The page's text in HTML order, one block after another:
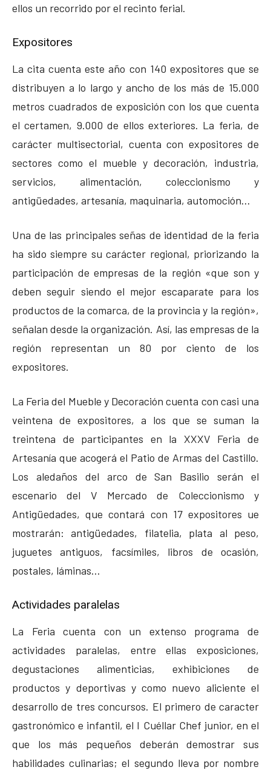
ellos un recorrido por el recinto ferial.
Expositores
La cita cuenta este año con 140 expositores que se
distribuyen a lo largo y ancho de los más de 15.000
metros cuadrados de exposición con los que cuenta
el certamen, 9.000 de ellos exteriores. La feria, de
carácter multisectorial, cuenta con expositores de
sectores como el mueble y decoración, industria,
servicios, alimentación, coleccionismo y
antigüedades, artesanía, maquinaria, automoción…
Una de las principales señas de identidad de la feria
ha sido siempre su carácter regional, priorizando la
participación de empresas de la región «que son y
deben seguir siendo el mejor escaparate para los
productos de la comarca, de la provincia y la región»,
señalan desde la organización. Así, las empresas de la
región representan un 80 por ciento de los
expositores.
La Feria del Mueble y Decoración cuenta con casi una
veintena de expositores, a los que se suman la
treintena de participantes en la XXXV Feria de
Artesanía que acogerá el Patio de Armas del Castillo.
Los aledaños del arco de San Basilio serán el
escenario del V Mercado de Coleccionismo y
Antigüedades, que contará con 17 expositores ue
mostrarán: antigüedades, filatelia, plata al peso,
juguetes antiguos, facsímiles, libros de ocasión,
postales, láminas…
Actividades paralelas
La Feria cuenta con un extenso programa de
actividades paralelas, entre ellas exposiciones,
degustaciones alimenticias, exhibiciones de
productos y deportivas y como nuevo aliciente el
desarrollo de tres concursos. El primero de caracter
gastronómico e infantil, el I Cuéllar Chef junior, en el
que los más pequeños deberán demostrar sus
habilidades culinarias; el segundo lleva por nombre